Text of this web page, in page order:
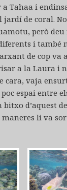
Tahaa i
de coral. No
però
i també
de cop va
a la Laura i
cara, vaja
espai entre
d’aquest
maneres li va